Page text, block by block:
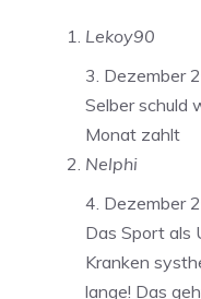
Lekoy90
3. Dezember
Selber schuld
Monat zahlt
Nelphi
4. Dezember
Das Sport als
Kranken
lange! Das